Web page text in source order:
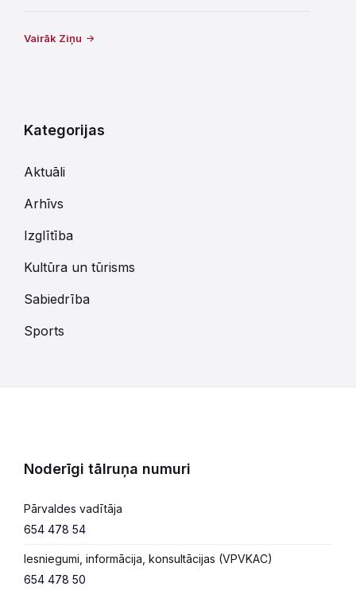
Vairāk Ziņu
Kategorijas
Aktuāli
Arhīvs
Izglītība
Kultūra un tūrisms
Sabiedrība
Sports
Noderīgi tālruņa numuri
Pārvaldes vadītāja
654 478 54
Iesniegumi, informācija, konsultācijas (VPVKAC)
654 478 50